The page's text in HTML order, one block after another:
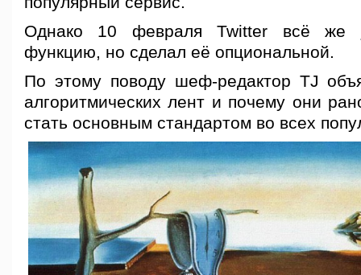
Однако 10 февраля Twitter всё же
функцию, но сделал её опциональной.
По этому поводу шеф-редактор TJ
алгоритмических лент и почему они
стать основным стандартом во всех